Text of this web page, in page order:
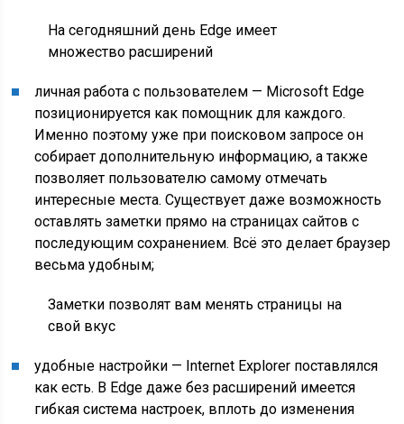
На сегодняшний день Edge имеет
множество расширений
личная работа с пользователем — Microsoft Edge
позиционируется как помощник для каждого.
Именно поэтому уже при поисковом запросе он
собирает дополнительную информацию, а также
позволяет пользователю самому отмечать
интересные места. Существует даже возможность
оставлять заметки прямо на страницах сайтов с
последующим сохранением. Всё это делает браузер
весьма удобным;
Заметки позволят вам менять страницы на
свой вкус
удобные настройки — Internet Explorer поставлялся
как есть. В Edge даже без расширений имеется
гибкая система настроек, вплоть до изменения